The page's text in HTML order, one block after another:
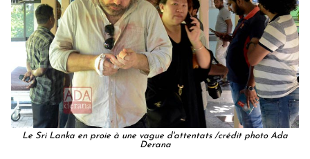
Le Sri Lanka en proie à une vague d'attentats /crédit photo Ada
Derana